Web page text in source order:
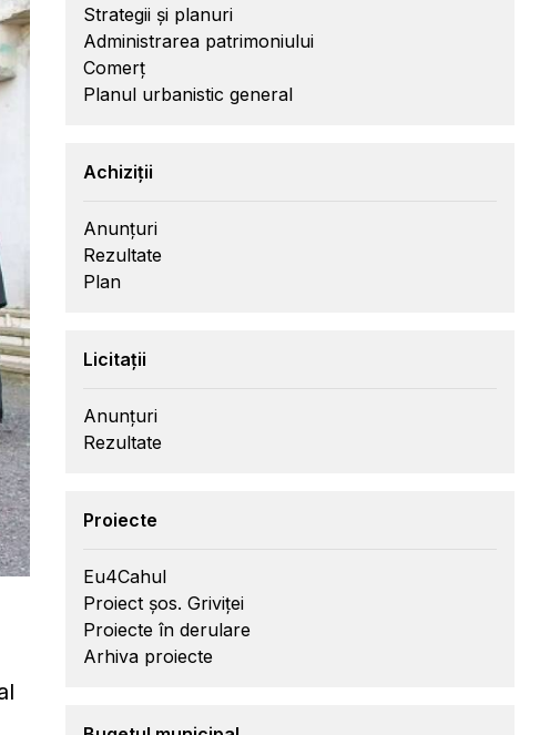
Strategii și planuri
Administrarea patrimoniului
Comerț
Planul urbanistic general
Achiziții
Anunțuri
Rezultate
Plan
Licitații
Anunțuri
Rezultate
Proiecte
Eu4Cahul
Proiect șos. Griviței
Proiecte în derulare
Arhiva proiecte